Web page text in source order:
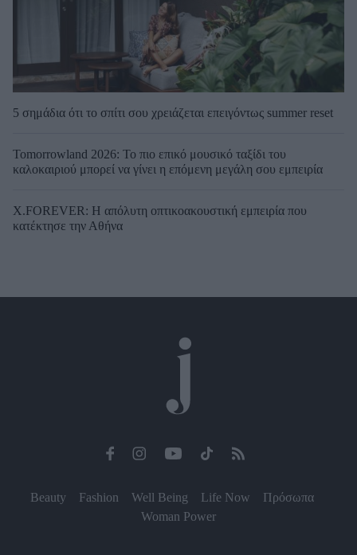
5 σημάδια ότι το σπίτι σου χρειάζεται επειγόντως summer reset
Tomorrowland 2026: Το πιο επικό μουσικό ταξίδι του
καλοκαιριού μπορεί να γίνει η επόμενη μεγάλη σου εμπειρία
X.FOREVER: Η απόλυτη οπτικοακουστική εμπειρία που
κατέκτησε την Αθήνα
Beauty Fashion Well Being Life Now
Πρόσωπα
Woman Power